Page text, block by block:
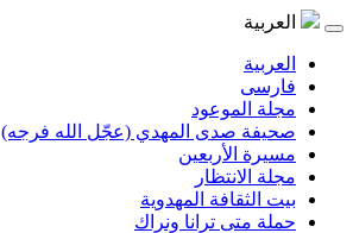
العربية
العربية
فارسی
مجلة الموعود
صحيفة صدى المهدي (عجّل الله فرجه)
مسيرة الأربعين
مجلة الانتظار
بيت الثقافة المهدوية
حملة متى ترانا ونراك